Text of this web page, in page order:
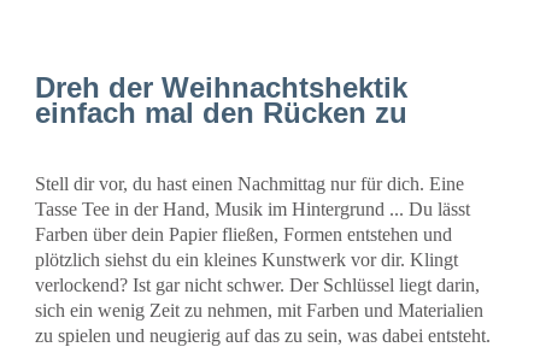
Dreh der Weihnachtshektik
einfach mal den Rücken zu
Stell dir vor, du hast einen Nachmittag nur für dich. Eine
Tasse Tee in der Hand, Musik im Hintergrund ... Du lässt
Farben über dein Papier fließen, Formen entstehen und
plötzlich siehst du ein kleines Kunstwerk vor dir. Klingt
verlockend? Ist gar nicht schwer. Der Schlüssel liegt darin,
sich ein wenig Zeit zu nehmen, mit Farben und Materialien
zu spielen und neugierig auf das zu sein, was dabei entsteht.